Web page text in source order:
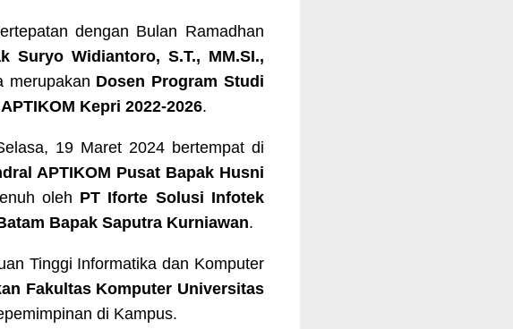
dengan Bulan Ramadhan
Suryo Widiantoro, S.T., MM.SI.,
merupakan Dosen Program Studi
Kepri 2022-2026.
19 Maret 2024 bertempat di
APTIKOM Pusat Bapak Husni
oleh PT Iforte Solusi Infotek
Bapak Saputra Kurniawan.
Tinggi Informatika dan Komputer
Fakultas Komputer Universitas
di Kampus.